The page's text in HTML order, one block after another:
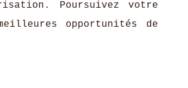
Poursuivez votre
opportunités de